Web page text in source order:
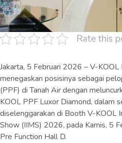
Rate this
Jakarta, 5 Februari 2026 – V-KOOL
menegaskan posisinya sebagai
(PPF) di Tanah Air dengan
KOOL PPF Luxor Diamond, dalam
diselenggarakan di Booth V-KOOL
Show (IIMS) 2026, pada Kamis, 5
Pre Function Hall D.